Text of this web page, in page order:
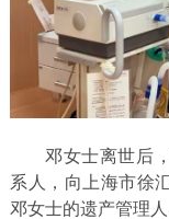
邓女士离世后
系人，向上海市徐
邓女士的遗产管理人